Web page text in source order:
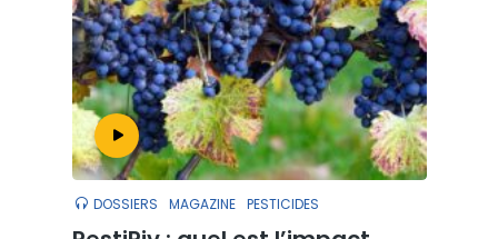
DOSSIERS MAGAZINE PESTICIDES